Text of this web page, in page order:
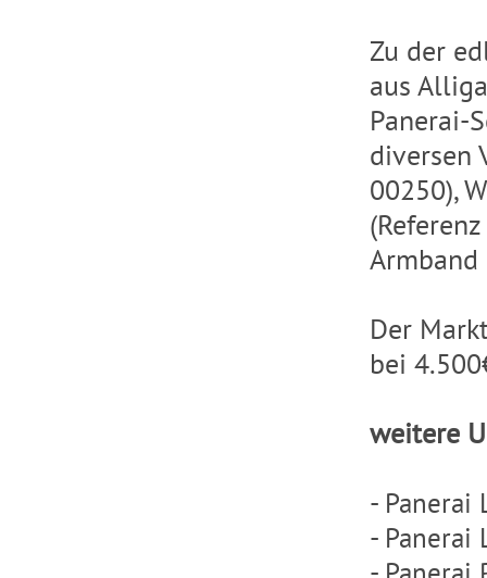
Zu der
aus
Panerai-
diversen
00250),
Armband
Der
bei
weitere
- Panerai
- Panerai